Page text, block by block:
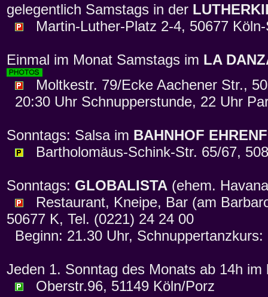
gelegentlich Samstags in der
Martin-Luther-Platz 2-4, 50677
Einmal im Monat Samstags im LA
Moltkestr. 79/Ecke Aachener Str.,
20:30 Uhr Schnupperstunde, 22 Uhr
Sonntags: Salsa im BAHNHOF
Bartholomäus-Schink-Str. 65/67,
Sonntags: GLOBALISTA (ehem.
Restaurant, Kneipe, Bar (am
50677 K, Tel. (0221) 24 24 00
Beginn: 21.30 Uhr,
Jeden 1. Sonntag des Monats ab 14h im
Oberstr.96, 51149 Köln/Porz